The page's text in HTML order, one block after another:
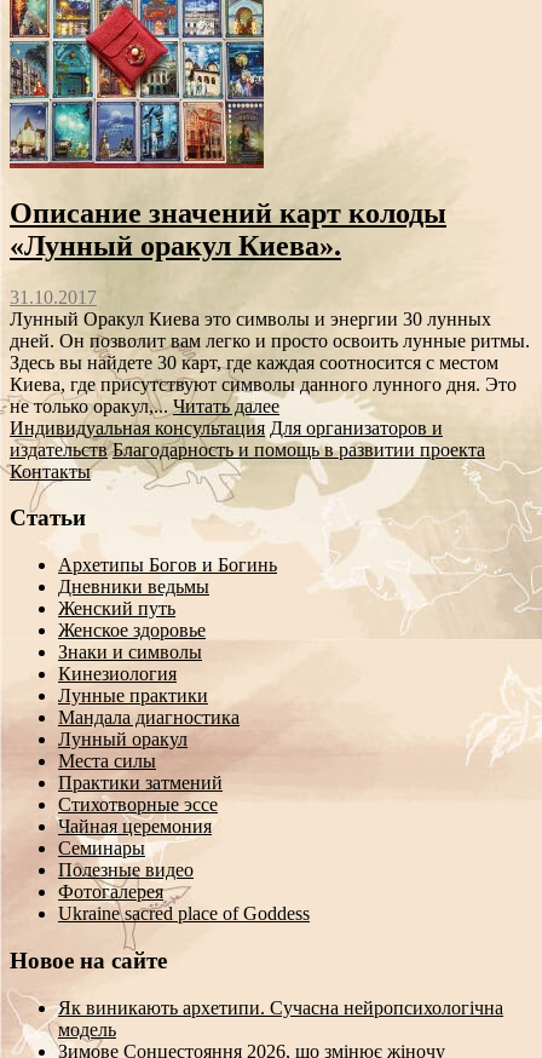
Описание значений карт колоды
«Лунный оракул Киева».
31.10.2017
Лунный Оракул Киева это символы и энергии 30 лунных
дней. Он позволит вам легко и просто освоить лунные ритмы.
Здесь вы найдете 30 карт, где каждая соотносится с местом
Киева, где присутствуют символы данного лунного дня. Это
не только оракул,... Читать далее
Индивидуальная консультация Для организаторов и
издательств Благодарность и помощь в развитии проекта
Контакты
Статьи
Архетипы Богов и Богинь
Дневники ведьмы
Женский путь
Женское здоровье
Знаки и символы
Кинезиология
Лунные практики
Мандала диагностика
Лунный оракул
Места силы
Практики затмений
Стихотворные эссе
Чайная церемония
Семинары
Полезные видео
Фотогалерея
Ukraine sacred place of Goddess
Новое на сайте
Як виникають архетипи. Сучасна нейропсихологічна
модель
Зимове Сонцестояння 2026, що змінює жіночу